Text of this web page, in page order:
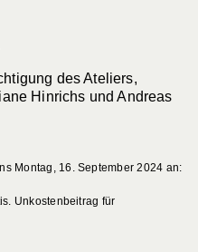
des Ateliers,
Hinrichs und Andreas
Montag, 16. September 2024 an:
Unkostenbeitrag für